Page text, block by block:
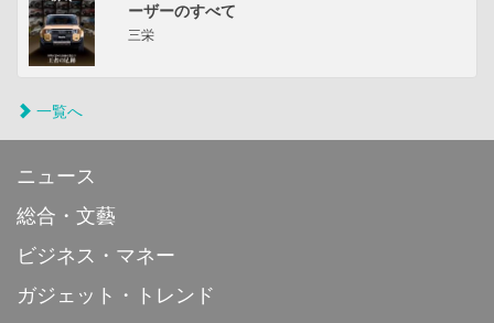
ーザーのすべて
三栄
一覧へ
ニュース
総合・文藝
ビジネス・マネー
ガジェット・トレンド